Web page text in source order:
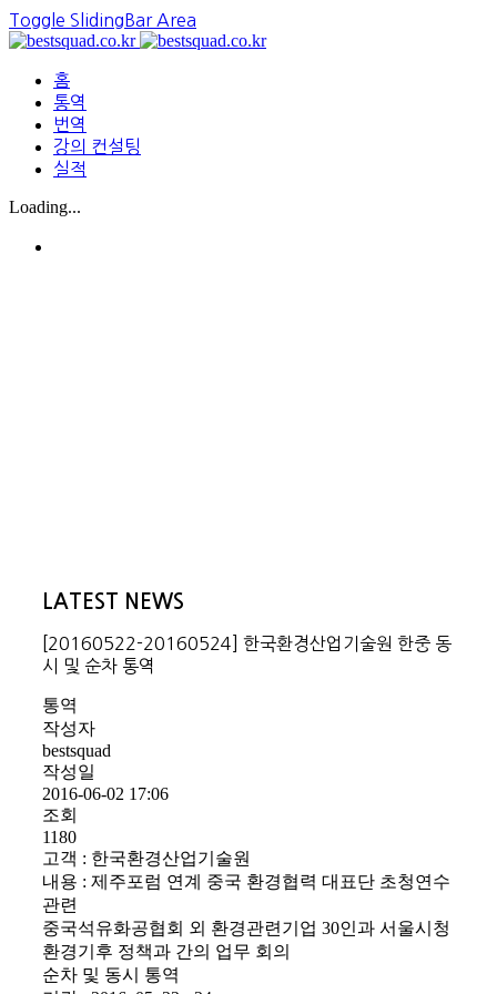
Toggle SlidingBar Area
홈
통역
번역
강의 컨설팅
실적
Loading...
LATEST NEWS
[20160522-20160524] 한국환경산업기술원 한중 동
시 및 순차 통역
통역
작성자
bestsquad
작성일
2016-06-02 17:06
조회
1180
고객 : 한국환경산업기술원
내용 : 제주포럼 연계 중국 환경협력 대표단 초청연수
관련
중국석유화공협회 외 환경관련기업 30인과 서울시청
환경기후 정책과 간의 업무 회의
순차 및 동시 통역